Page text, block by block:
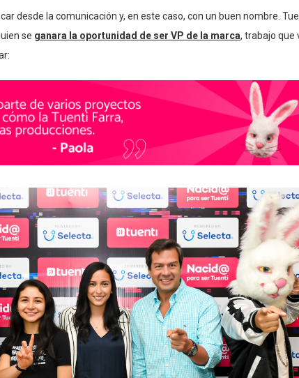
desde la comunicación y, en este caso, con un buen nombre.
se ganara la oportunidad de ser VP de la marca, trabajo que